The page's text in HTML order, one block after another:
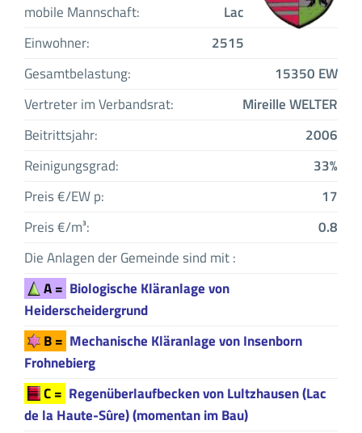
mobile Mannschaft:
Lac
Einwohner:
2515
Gesamtbelastung:
15350 EW
Vertreter im Verbandsrat:
Mireille WELTER
Beitrittsjahr:
2006
Reinigungsgrad:
33%
Preis €/EW p:
17
Preis €/m³:
0.8
Die Anlagen der Gemeinde sind mit :
A = Biologische Kläranlage von
Heiderscheidergrund
B = Mechanische Kläranlage von Insenborn
Frohnebierg
C = Regenüberlaufbecken von Lultzhausen (Lac
de la Haute-Sûre) (momentan im Bau)